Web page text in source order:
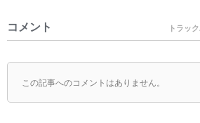
コメント トラッ
この記事へのコメントはありません。